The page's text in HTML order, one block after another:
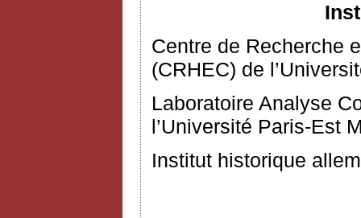
Centre de Recherche
(CRHEC) de
Laboratoire Analyse
l’Université Paris-Est
Institut historique